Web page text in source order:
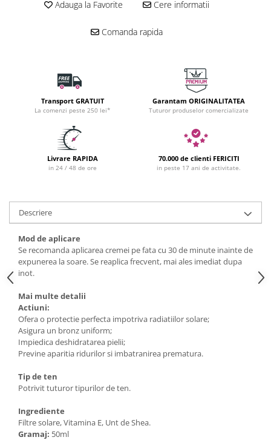
Adauga la Favorite Cere informatii
Comanda rapida
Transport GRATUIT
La comenzi peste 250 lei*
Garantam ORIGINALITATEA
Tuturor produselor comercializate
Livrare RAPIDA
in 24 / 48 de ore
70.000 de clienti FERICITI
in peste 17 ani de activitate.
Descriere
Mod de aplicare
Se recomanda aplicarea cremei pe fata cu 30 de minute inainte de
expunerea la soare. Se reaplica frecvent, mai ales imediat dupa
inot.
Mai multe detalii
Actiuni:
Ofera o protectie perfecta impotriva radiatiilor solare;
Asigura un bronz uniform;
Impiedica deshidratarea pielii;
Previne aparitia ridurilor si imbatranirea prematura.
Tip de ten
Potrivit tuturor tipurilor de ten.
Ingrediente
Filtre solare, Vitamina E, Unt de Shea.
Gramaj: 50ml